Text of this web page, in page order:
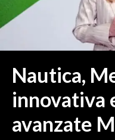
GALLURA
NUORO E PROVINCIA
ITALIA
MONDO
Nautica,
innovativa
avanzate